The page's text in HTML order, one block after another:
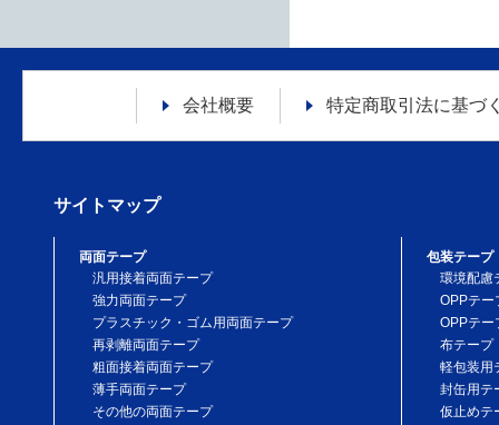
い、そ
様に対し
応じる必
本サイトは、
当社は、お客
人情報保護ポ
会社概要 特定商取引法に基づ
サイトマップ
両面テープ
汎用接着両面テープ
強力両面テープ
プラスチック・ゴム用両面テープ
再剥離両面テープ
粗面接着両面テープ
薄手両面テープ
その他の両面テープ
包装テープ
環境配慮
OPPテー
OPPテー
布テープ
軽包装用
封缶用テ
仮止めテ